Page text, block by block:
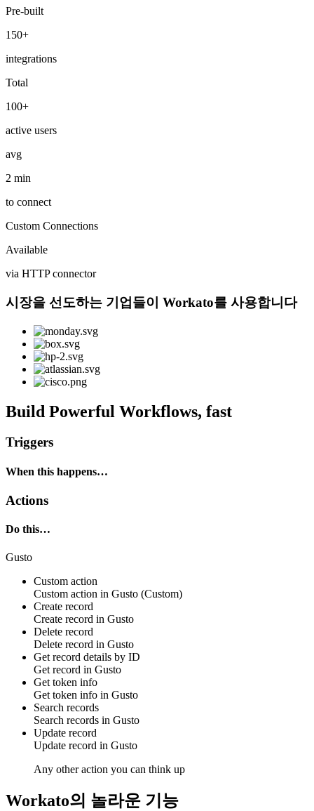
Pre-built
150+
integrations
Total
100+
active users
avg
2 min
to connect
Custom Connections
Available
via HTTP connector
시장을 선도하는 기업들이 Workato를 사용합니다
Build Powerful Workflows, fast
Triggers
When this happens…
Actions
Do this…
Gusto
Custom action
Custom action in Gusto (Custom)
Create record
Create record in Gusto
Delete record
Delete record in Gusto
Get record details by ID
Get record in Gusto
Get token info
Get token info in Gusto
Search records
Search records in Gusto
Update record
Update record in Gusto
Any other action you can think up
Workato의 놀라운 기능